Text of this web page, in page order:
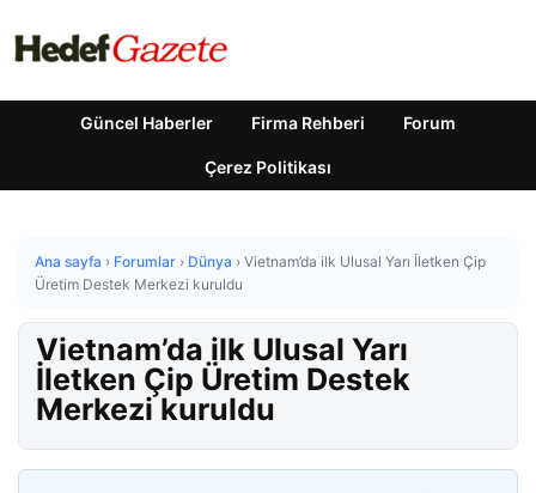
Güncel Haberler Firma Rehberi Forum
Çerez Politikası
Ana sayfa › Forumlar › Dünya › Vietnam’da ilk Ulusal Yarı İletken Çip
Üretim Destek Merkezi kuruldu
Vietnam’da ilk Ulusal Yarı
İletken Çip Üretim Destek
Merkezi kuruldu